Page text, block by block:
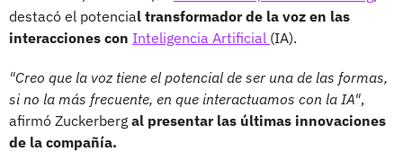
destacó el potencial transformador de la voz en las
interacciones con Inteligencia Artificial (IA).
"Creo que la voz tiene el potencial de ser una de las formas,
si no la más frecuente, en que interactuamos con la IA",
afirmó Zuckerberg al presentar las últimas innovaciones
de la compañía.